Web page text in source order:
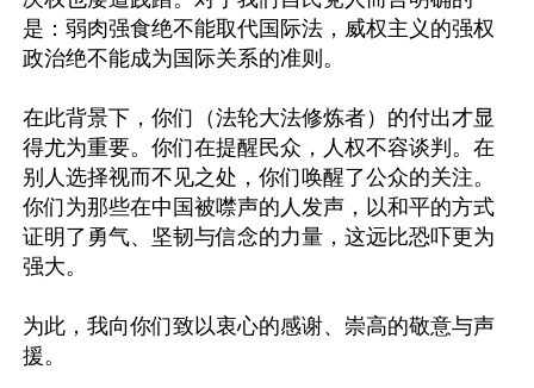
是：弱肉强食绝不能取代国际法，威权主义的强权
政治绝不能成为国际关系的准则。
在此背景下，你们（法轮大法修炼者）的付出才显
得尤为重要。你们在提醒民众，人权不容谈判。在
别人选择视而不见之处，你们唤醒了公众的关注。
你们为那些在中国被噤声的人发声，以和平的方式
证明了勇气、坚韧与信念的力量，这远比恐吓更为
强大。
为此，我向你们致以衷心的感谢、崇高的敬意与声
援。